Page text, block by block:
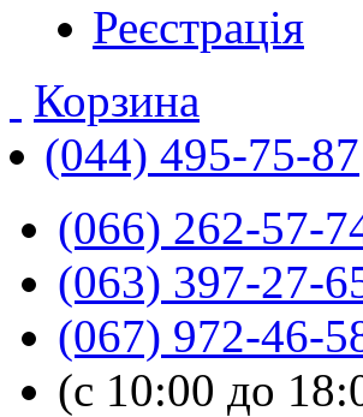
Реєстрація
Корзина
(044) 495-75-87
(066) 262-57-
(063) 397-27-
(067) 972-46-
(с 10:00 до